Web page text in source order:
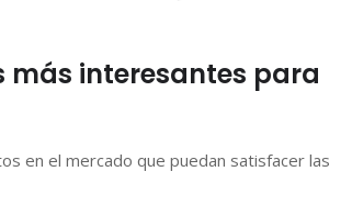
más interesantes para
en el mercado que puedan satisfacer las